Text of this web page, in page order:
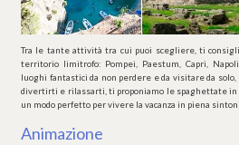
Tra le tante attività tra cui puoi scegliere, ti
territorio limitrofo: Pompei, Paestum, Capri,
luoghi fantastici da non perdere e da visitare da
divertirti e rilassarti, ti proponiamo le spaghettate in
un modo perfetto per vivere la vacanza in piena
Animazione